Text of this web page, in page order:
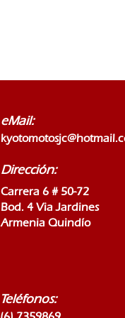
eMail:
Dirección:
Carrera 6 # 50-72
Bod. 4 Via Jardines
Armenia Quindío
Teléfonos: